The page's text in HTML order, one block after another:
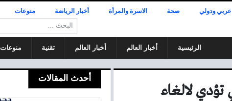
عربي ودولي صحة الاسرة والمرأة أخبار الرياضة منوعات
البحث:
الرئيسية أخبار العالم أخبار العالم تقنية منوعات
لالغاء
أحدث المقالات